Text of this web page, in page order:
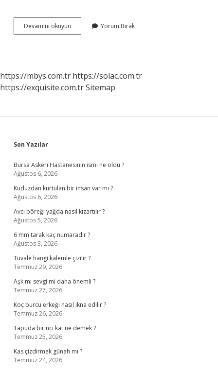
Devamını okuyun İNgiltere
Vatandaşı
Yorum Bırak
https://mbys.com.tr https://solac.com.tr
https://exquisite.com.trSitemap
Sidebar
Son Yazılar
Bursa Askeri Hastanesinin ismi ne oldu ?
Ağustos 6, 2026
Kuduzdan kurtulan bir insan var mı ?
Ağustos 6, 2026
Avcı böreği yağda nasıl kızartılır ?
Ağustos 5, 2026
6 mm tarak kaç numaradır ?
Ağustos 3, 2026
Tuvale hangi kalemle çizilir ?
Temmuz 29, 2026
Aşk mı sevgi mi daha önemli ?
Temmuz 27, 2026
Koç burcu erkeği nasıl ikna edilir ?
Temmuz 26, 2026
Tapuda birinci kat ne demek ?
Temmuz 25, 2026
Kas çizdirmek günah mı ?
Temmuz 24, 2026